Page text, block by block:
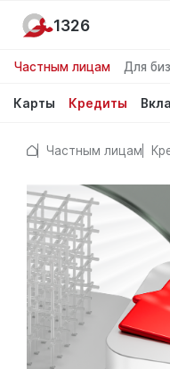
Частным лицам Для
Карты Кредиты
1326
Частным лицам